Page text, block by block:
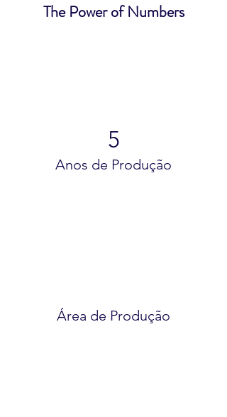
The Power of Numbers
5
Anos de Produção
Área de Produção